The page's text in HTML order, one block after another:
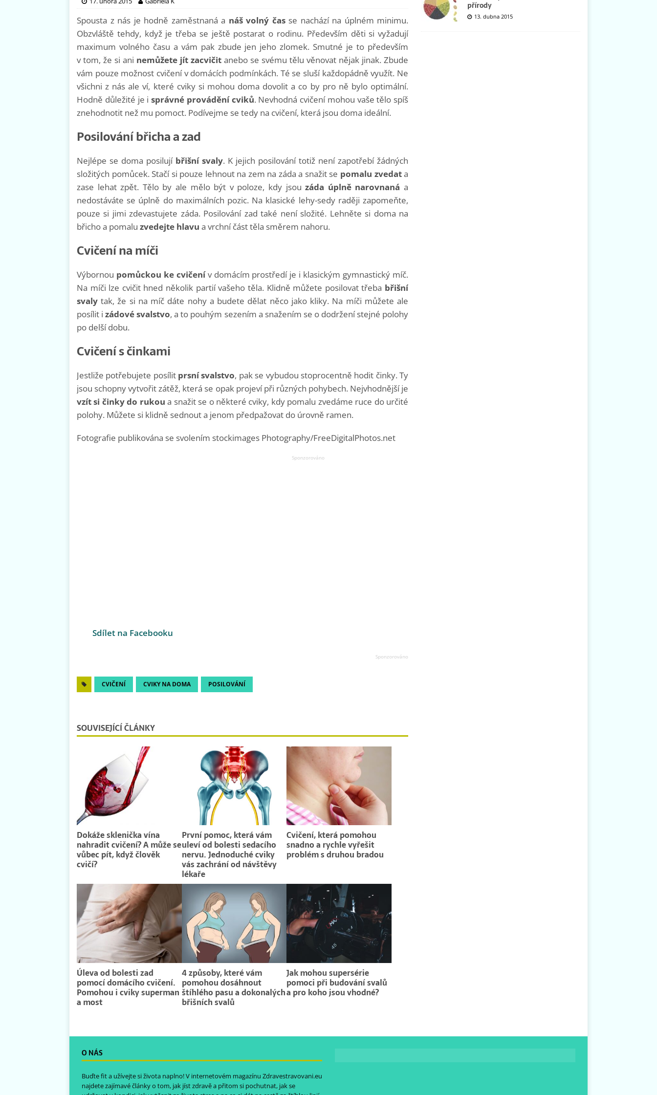
Spousta z nás je hodně zaměstnaná a náš volný časse nachází na úplném minimu.
Obzvláště tehdy, když je třeba se ještě postarat o rodinu. Především děti si vyžadují
maximum volného času a vám pak zbude jen jeho zlomek. Smutné je to především
v tom, že si ani nemůžete jít zacvičit anebo se svému tělu věnovat nějak jinak. Zbude
vám pouze možnost cvičení v domácích podmínkách. Té se sluší každopádně využít. Ne
všichni z nás ale ví, které cviky si mohou doma dovolit a co by pro ně bylo optimální.
Hodně důležité je isprávné provádění cviků. Nevhodná cvičení mohou vaše tělo spíš
znehodnotit než mu pomoct. Podívejme se tedy na cvičení, která jsou doma ideální.
Posilování břicha a zad
Nejlépe se doma posilují břišní svaly. K jejich posilování totiž není zapotřebí žádných
složitých pomůcek. Stačí si pouze lehnout na zem na záda a snažit se pomalu zvedata
zase lehat zpět. Tělo by ale mělo být v poloze, kdy jsouzáda úplně narovnaná a
nedostáváte se úplně do maximálních pozic. Na klasické lehy-sedy raději zapomeňte,
pouze si jimi zdevastujete záda. Posilování zad také není složité. Lehněte si doma na
břicho a pomalu zvedejte hlavu a vrchní část těla směrem nahoru.
Cvičení na míči
Výbornou pomůckou ke cvičenív domácím prostředí je i klasickým gymnastický míč.
Na míči lze cvičit hned několik partií vašeho těla. Klidně můžete posilovat třeba břišní
svaly tak, že si na míč dáte nohy a budete dělat něco jako kliky. Na míči můžete ale
posílit izádové svalstvo, a to pouhým sezením a snažením se o dodržení stejné polohy
po delší dobu.
Cvičení s činkami
Jestliže potřebujete posílit prsní svalstvo, pak se vybudou stoprocentně hodit činky. Ty
jsou schopny vytvořit zátěž, která se opak projeví při různých pohybech. Nejvhodnější je
vzít si činky do rukou a snažit se o některé cviky, kdy pomalu zvedáme ruce do určité
polohy. Můžete si klidně sednout a jenom předpažovat do úrovně ramen.
Fotografie publikována se svolením stockimages Photography/FreeDigitalPhotos.net
Sdílet na Facebooku
CVIČENÍ CVIKY NA DOMA POSILOVÁNÍ
SOUVISEJÍCÍ ČLÁNKY
Dokáže sklenička vína
nahradit cvičení? A může se
vůbec pít, když člověk
cvičí?
První pomoc, která vám
uleví od bolesti sedacího
nervu. Jednoduché cviky
vás zachrání od návštěvy
lékaře
Cvičení, která pomohou
snadno a rychle vyřešit
problém s druhou bradou
Úleva od bolesti zad
pomocí domácího cvičení.
Pomohou i cviky superman
a most
4 způsoby, které vám
pomohou dosáhnout
štíhlého pasu a dokonalých
břišních svalů
Jak mohou supersérie
pomoci při budování svalů
a pro koho jsou vhodné?
přírody
13. dubna 2015
O NÁS
Buďte fit a užívejte si života naplno! V internetovém magazínu Zdravestravovani.eu
najdete zajímavé články o tom, jak jíst zdravě a přitom si pochutnat, jak se